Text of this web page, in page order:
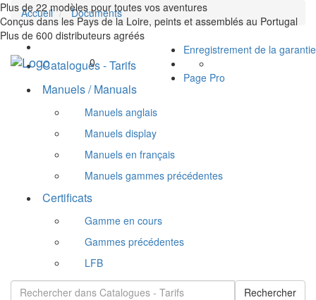
Plus de 22 modèles pour toutes vos aventures
Conçus dans les Pays de la Loire, peints et assemblés au Portugal
Plus de 600 distributeurs agréés
Enregistrement de la garantie
Page Pro
Toggle
navigation
0
Accueil Documents
Catalogues - Tarifs
Manuels / Manuals
Manuels anglais
Manuels display
Manuels en français
Manuels gammes précédentes
Certificats
Gamme en cours
Gammes précédentes
LFB
Rechercher